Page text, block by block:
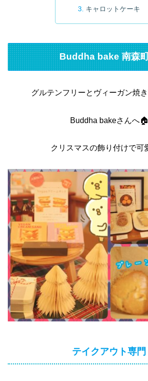
キャロットケーキ
Buddha bake 南森
グルテンフリーとヴィーガン焼
Buddha bakeさんへ🏠
クリスマスの飾り付けで可
テイクアウト専門